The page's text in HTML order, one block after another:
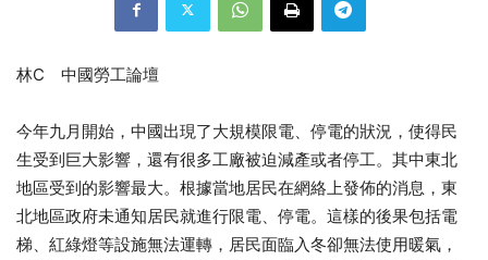
林C 中國勞工論壇
今年九月開始，中國出現了大規模限電、停電的狀況，使得民
生受到巨大影響，還有很多工廠被迫減產或者停工。其中東北
地區受到的影響最大。根據當地居民在網絡上發佈的消息，東
北地區政府未通知居民就進行限電、停電。這樣的後果包括電
梯、紅綠燈等設施無法運轉，居民面臨入冬卻無法使用暖氣，